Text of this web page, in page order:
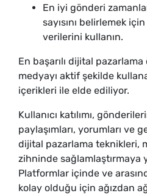
En iyi gönderi
sayısını belirlemek
verilerini kullanın.
En başarılı dijital
medyayı aktif şekilde
içerikleri ile elde ediliyor.
Kullanıcı katılımı,
paylaşımları, yorumları ve
dijital pazarlama teknikleri,
zihninde sağlamlaştırmaya
Platformlar içinde ve
kolay olduğu için ağızdan